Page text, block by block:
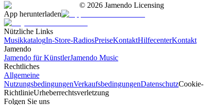
© 2026 Jamendo Licensing
App herunterladen
Nützliche Links
MusikkatalogIn-Store-RadiosPreiseKontaktHilfecenterKontakt
Jamendo
Jamendo für KünstlerJamendo Music
Rechtliches
Allgemeine
NutzungsbedingungenVerkaufsbedingungenDatenschutzCookie-
RichtlinieUrheberrechtsverletzung
Folgen Sie uns